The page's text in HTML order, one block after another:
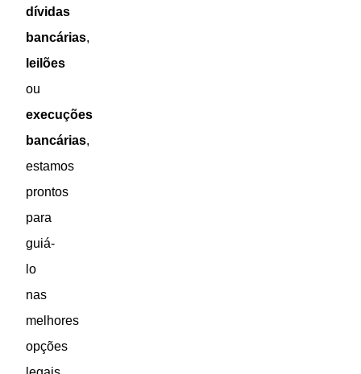
dívidas
bancárias,
leilões
ou
execuções
bancárias,
estamos
prontos
para
guiá-
lo
nas
melhores
opções